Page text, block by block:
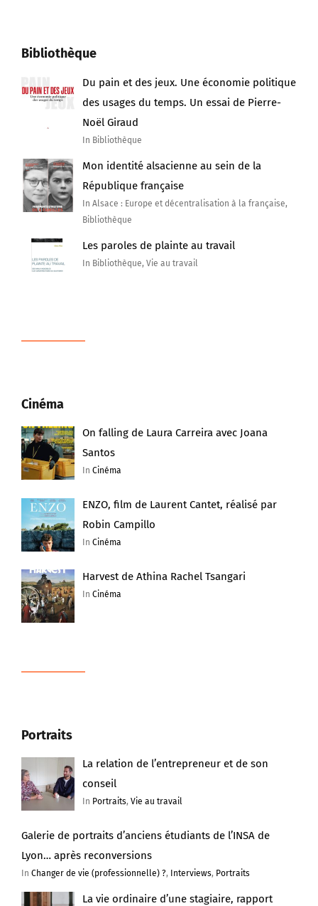
des usages du temps. Un essai de Pierre-
Noël Giraud
In Bibliothèque
Mon identité alsacienne au sein de la
République française
In Alsace : Europe et décentralisation à la française,
Bibliothèque
Les paroles de plainte au travail
In Bibliothèque, Vie au travail
Santos
InCinéma
Robin Campillo
InCinéma
InCinéma
conseil
InPortraits
Lyon… après reconversions
InChanger de vie (professionnelle) ?
La vie ordinaire d’une stagiaire, rapport
d’étonnement